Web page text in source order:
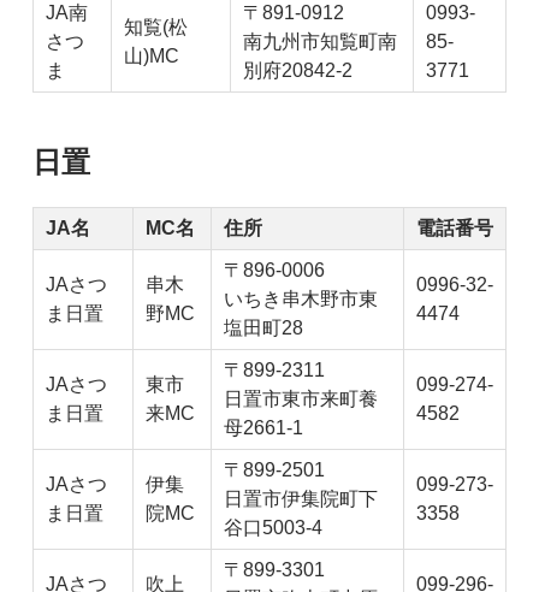
JA南
さつ
ま
知覧(松
山)MC
〒891-0912
南九州市知覧町南
別府20842-2
0993-
85-
3771
日置
JA名 MC名 住所 電話番号
JAさつ
ま日置
串木
野MC
〒896-0006
いちき串木野市東
塩田町28
0996-32-
4474
JAさつ
ま日置
東市
来MC
〒899-2311
日置市東市来町養
母2661-1
099-274-
4582
JAさつ
ま日置
伊集
院MC
〒899-2501
日置市伊集院町下
谷口5003-4
099-273-
3358
JAさつ
吹上
〒899-3301
099-296-